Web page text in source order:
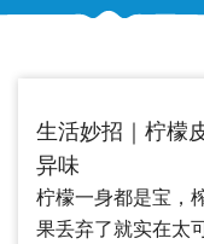
生活妙招｜柠檬
异味
柠檬一身都是宝，
果丢弃了就实在太